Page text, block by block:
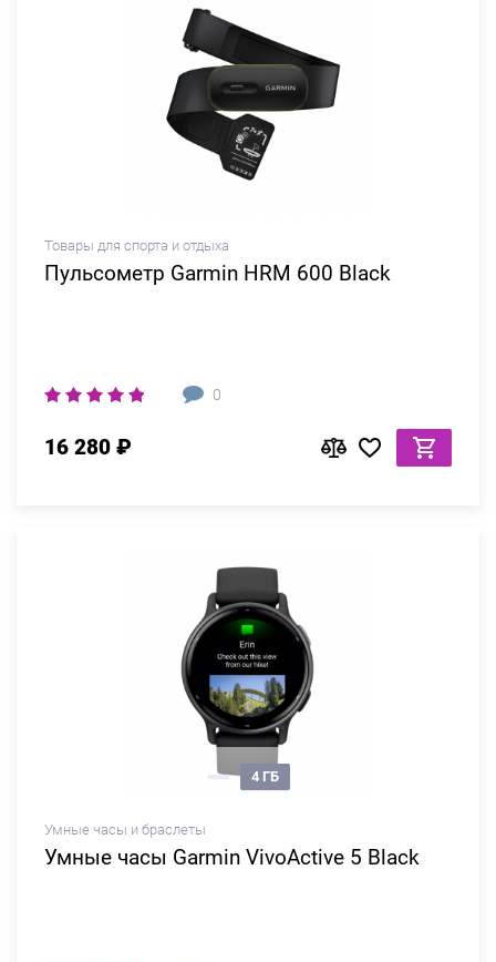
Товары для спорта и отдыха
Пульсометр Garmin HRM 600 Black
0
16 280 ₽
Умные часы и браслеты
Умные часы Garmin VivoActive 5 Black
4 ГБ